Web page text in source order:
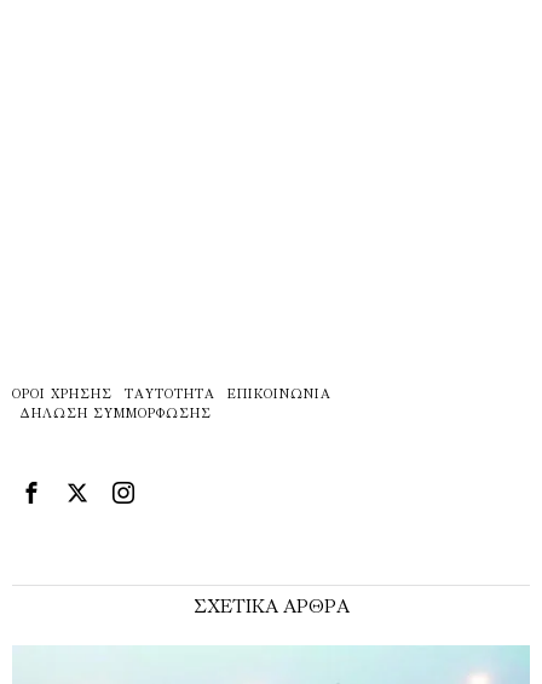
ΌΡΟΙ ΧΡΉΣΗΣ ΤΑΥΤΌΤΗΤΑ
ΕΠΙΚΟΙΝΩΝΊΑ
ΔΉΛΩΣΗ ΣΥΜΜΌΡΦΩΣΗΣ
ΣΧΕΤΙΚΑ ΑΡΘΡΑ